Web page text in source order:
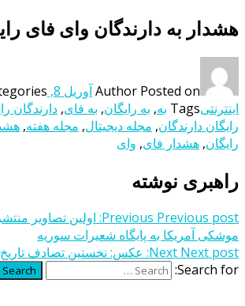
هشدار به دارندگان وای فای
Author Posted on آوریل 8, 2017
اینترنتیTags به, به رایگان, به فای, دارندگان
رایگان دارندگان, مجله دیجیتال, مجله هفته,
رایگان, هشدار فای, وای
راهبری نوشته
Previous Previous post:
اولین تصاویر
موشکی آمریکا به پایگاه شعیرات سوریه
Next Next post:
عکس: نخستین تصادف
Search for:
Search